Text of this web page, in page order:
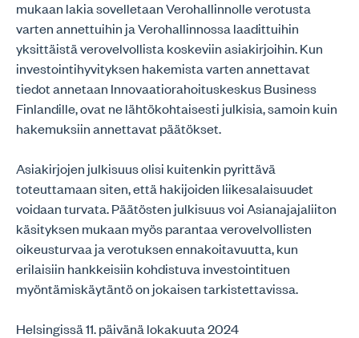
mukaan lakia sovelletaan Verohallinnolle verotusta
varten annettuihin ja Verohallinnossa laadittuihin
yksittäistä verovelvollista koskeviin asiakirjoihin. Kun
investointihyvityksen hakemista varten annettavat
tiedot annetaan Innovaatiorahoituskeskus Business
Finlandille, ovat ne lähtökohtaisesti julkisia, samoin kuin
hakemuksiin annettavat päätökset.
Asiakirjojen julkisuus olisi kuitenkin pyrittävä
toteuttamaan siten, että hakijoiden liikesalaisuudet
voidaan turvata. Päätösten julkisuus voi Asianajajaliiton
käsityksen mukaan myös parantaa verovelvollisten
oikeusturvaa ja verotuksen ennakoitavuutta, kun
erilaisiin hankkeisiin kohdistuva investointituen
myöntämiskäytäntö on jokaisen tarkistettavissa.
Helsingissä 11. päivänä lokakuuta 2024